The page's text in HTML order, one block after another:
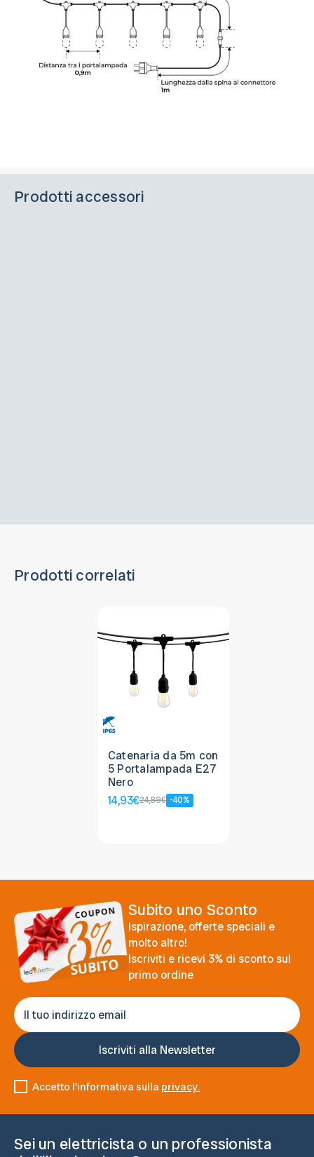
Prodotti accessori
Prodotti correlati
Catenaria da 5m con
5 Portalampada E27
Nero
14,93€24,89€ -40%
Subito uno Sconto
Ispirazione, offerte speciali e
molto altro!
Iscriviti e ricevi 3% di sconto sul
primo ordine
Accetto l'informativa sulla privacy.
Sei un elettricista o un professionista